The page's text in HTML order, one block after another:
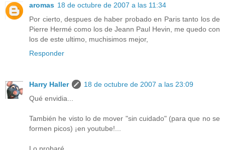
aromas 18 de octubre de 2007 a las 11:34
Por cierto, despues de haber probado en Paris tanto los de
Pierre Hermé como los de Jeann Paul Hevin, me quedo con
los de este ultimo, muchisimos mejor,
Responder
Harry Haller
18 de octubre de 2007 a las 23:09
Qué envidia...
También he visto lo de mover "sin cuidado" (para que no se
formen picos) ¡en youtube!...